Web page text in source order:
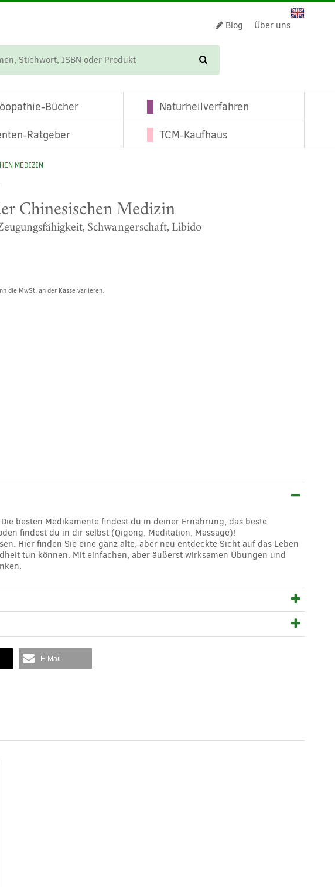
Blog Über uns
Bücher
Naturheilverfahren
Ratgeber TCM-Kaufhaus
MEDIZIN
Chinesischen Medizin
Schwangerschaft, Libido
die MwSt. an der Kasse variieren.
besten Medikamente findest du in deiner Ernährung, das beste
findest du in dir selbst (Qigong, Meditation, Massage)!
Hier finden Sie eine ganz alte, aber neu entdeckte Sicht auf das Leben
tun können. Mit einfachen, aber äußerst wirksamen Übungen und
E-Mail